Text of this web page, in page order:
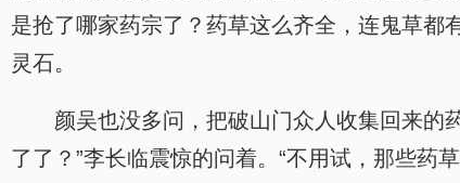
是抢了哪家药宗了？药草这么齐全，连鬼草都
灵石。
颜吴也没多问，把破山门众人收集回来的
了了？”李长临震惊的问着。“不用试，那些药